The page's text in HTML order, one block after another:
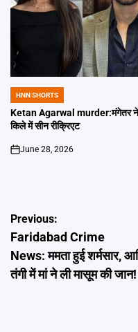
POSTED
IN
HNN SHORTS
Ketan Agarwal murder:मंगेतर ने
किले में सीन रीक्रिएट
on
June 28, 2026
Post
navigation
Previous:
Faridabad Crime
News: ममता हुई शर्मसार,
तंगी में मां ने ली मासूम की जान!